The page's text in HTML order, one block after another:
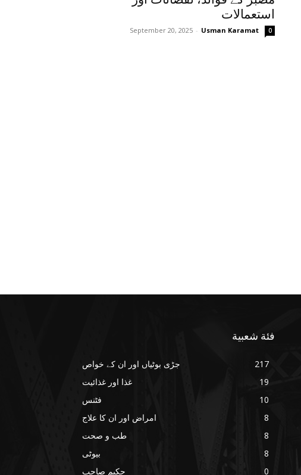
استعمالات
Usman Karamat
-
September 20, 2025 0
فئة شعبية
جڑی بوٹیاں اور ان کے خواص
217
غذا اور غذائیت
19
فٹنس
10
امراض اور ان کا علاج
8
طب و صحت
8
بیوٹی
8
حکیم صاحب
0